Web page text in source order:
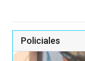
Policiales